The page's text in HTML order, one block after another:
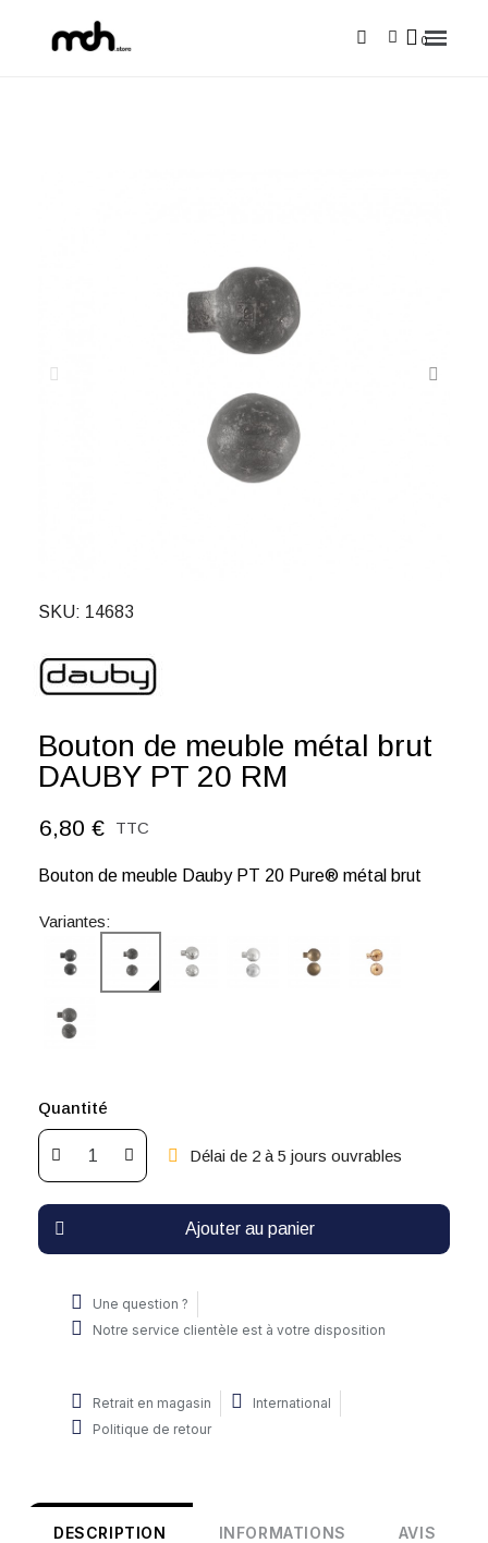
SKU 14683
Bouton de meuble métal brut
DAUBY PT 20 RM
6,80 € TTC
Bouton de meuble Dauby PT 20 Pure® métal brut
Variantes:
Quantité
Délai de 2 à 5 jours ouvrables
Ajouter au panier
Une question ?
Notre service clientèle est à votre disposition
Retrait en magasin
International
Politique de retour
DESCRIPTION INFORMATIONS AVIS